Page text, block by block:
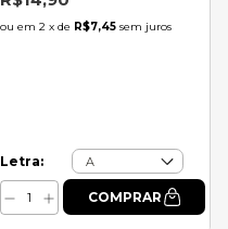
2 x de R$7,45 sem juros
Letra: